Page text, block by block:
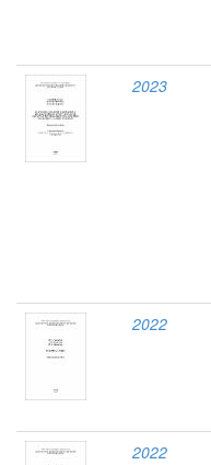
2023
2022
2022